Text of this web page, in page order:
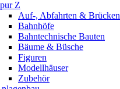
Z
Auf-, Abfahrten & Brücken
Bahnhöfe
Bahntechnische Bauten
Bäume & Büsche
Figuren
Modellhäuser
Zubehör